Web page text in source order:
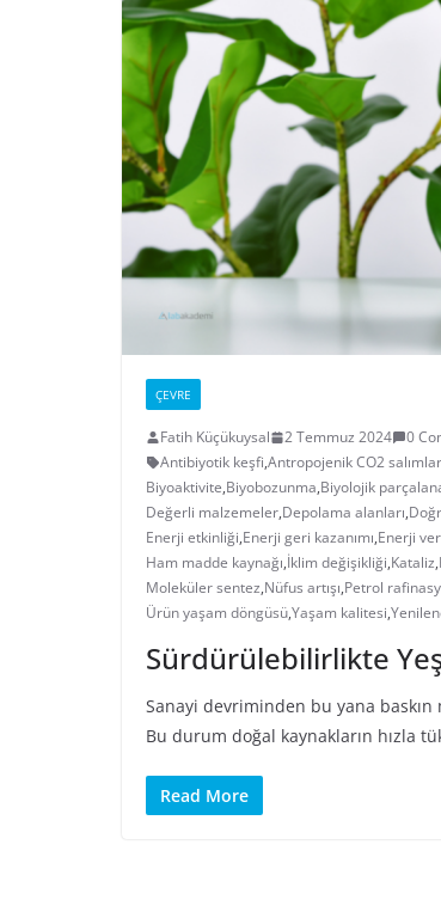
ÇEVRE
Fatih Küçükuysal 2 Temmuz 2024
0
Antibiyotik keşfi,Antropojenik CO2
Biyoaktivite,Biyobozunma,Biyolojik
Değerli malzemeler,Depolama alanları,
Enerji etkinliği,Enerji geri kazanımı,Enerji
Ham madde kaynağı,İklim değişikliği,Kataliz,
Moleküler sentez,Nüfus artışı,Petrol
Ürün yaşam döngüsü,Yaşam kalitesi,
Sürdürülebilirlikte
Sanayi devriminden bu yana
Bu durum doğal kaynakların hızla
Read More